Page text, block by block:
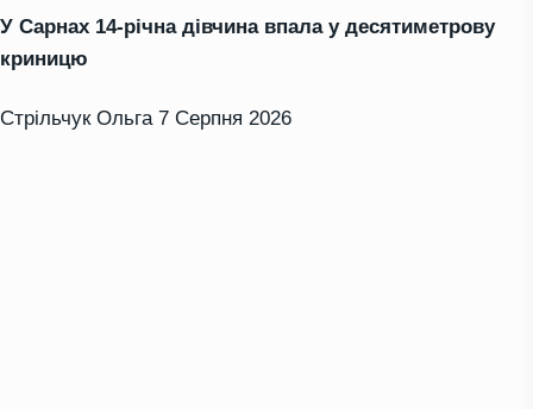
У Сарнах 14-річна дівчина впала у десятиметрову
криницю
Стрільчук Ольга 7 Серпня 2026